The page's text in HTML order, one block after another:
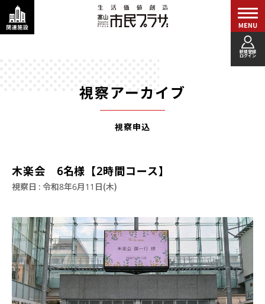
新規登録
ログイン
視察アーカイブ
視察申込
木楽会 6名様【2時間コース】
視察日 : 令和8年6月11日(木)